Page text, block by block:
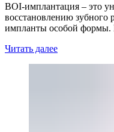
BOI-имплантация – это
восстановлению зубного
импланты особой формы.
Читать далее